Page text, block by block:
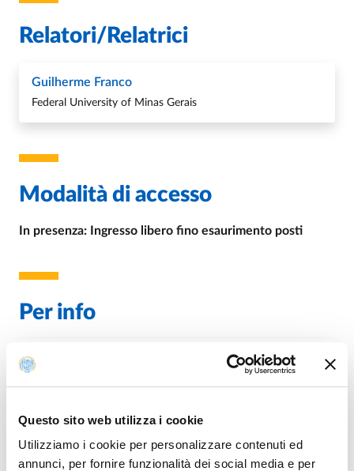
Questo sito web utilizza i cookie
Utilizziamo i cookie per personalizzare contenuti ed
annunci, per fornire funzionalità dei social media e per
Relatori/Relatrici
Guilherme Franco
Federal University of Minas Gerais
Modalità di accesso
In presenza: Ingresso libero fino esaurimento posti
Per info
E.
Organizzazione